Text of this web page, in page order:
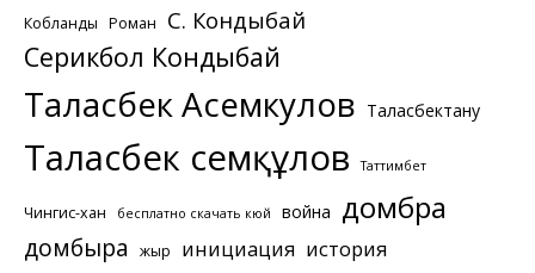
Кобланды Роман С. Кондыбай
Серикбол Кондыбай
Таласбек Асемкулов Таласбектану
Таласбек Әсемқұлов Таттимбет
Чингис-хан бесплатно скачать кюй война домбра
домбыра жыр инициация история